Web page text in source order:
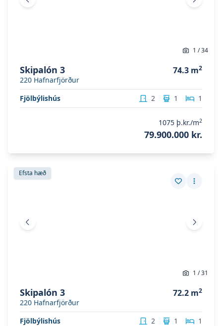
Fyrri mynd Næsta
1 /34
Skipalón 3
220 Hafnarfjörður
74.3 m2
Fjölbýlishús 2 1 1
1075 þ.kr./m2
79.900.000 kr.
Skoða eignina
Efsta hæð
Vista eign
Fleiri
Skoða eignina
Fyrri mynd Næsta
1 /31
Skipalón 3
220 Hafnarfjörður
72.2 m2
Fjölbýlishús 2 1 1